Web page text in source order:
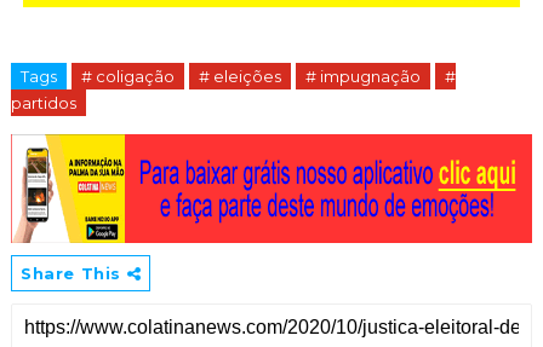
Tags # coligação # eleições # impugnação
#
partidos
Share This